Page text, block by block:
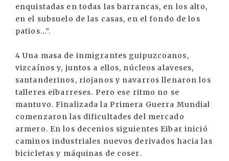
enquistadas en todas las barrancas, en los alto,
en el subsuelo de las casas, en el fondo de los
patios...”.
4 Una masa de inmigrantes guipuzcoanos,
vizcaínos y, juntos a ellos, núcleos alaveses,
santanderinos, riojanos y navarros llenaron los
talleres eibarreses. Pero ese ritmo no se
mantuvo. Finalizada la Primera Guerra Mundial
comenzaron las dificultades del mercado
armero. En los decenios siguientes Eibar inició
caminos industriales nuevos derivados hacia las
bicicletas y máquinas de coser.